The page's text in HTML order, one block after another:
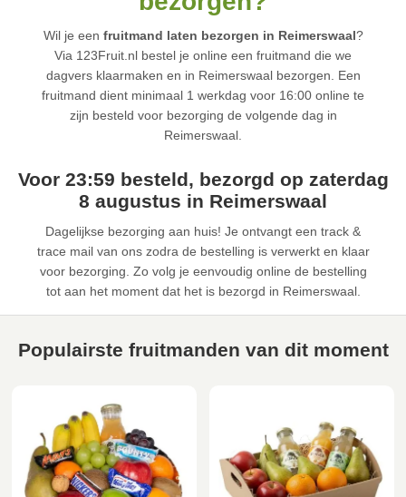
Wil je een fruitmand laten bezorgen in Reimerswaal?
Via 123Fruit.nl bestel je online een fruitmand die we
dagvers klaarmaken en in Reimerswaal bezorgen. Een
fruitmand dient minimaal 1 werkdag voor 16:00 online te
zijn besteld voor bezorging de volgende dag in
Reimerswaal.
Voor 23:59 besteld, bezorgd op zaterdag
8 augustus in Reimerswaal
Dagelijkse bezorging aan huis! Je ontvangt een track &
trace mail van ons zodra de bestelling is verwerkt en klaar
voor bezorging. Zo volg je eenvoudig online de bestelling
tot aan het moment dat het is bezorgd in Reimerswaal.
Populairste fruitmanden van dit moment